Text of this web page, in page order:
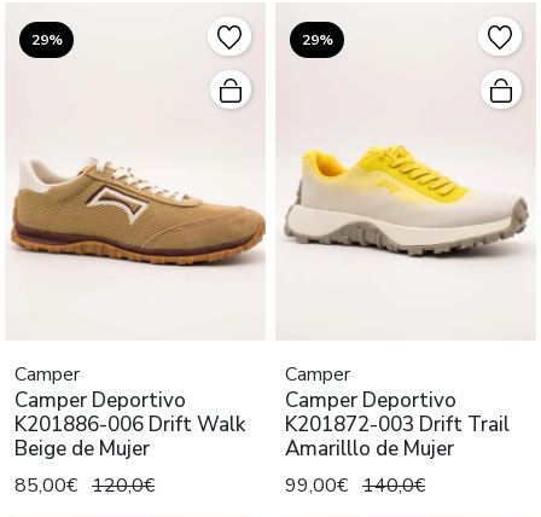
29%
Camper
Camper Deportivo
K201886-006 Drift Walk
Beige de Mujer
85,00€ 120,0€
29%
Camper
Camper Deportivo
K201872-003 Drift Trail
Amarilllo de Mujer
99,00€ 140,0€